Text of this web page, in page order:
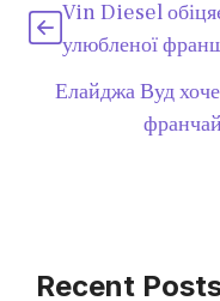
Vin Diesel
улюбленої
Елайджа Вуд хоче
Recent